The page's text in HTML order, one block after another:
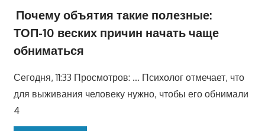
Почему объятия такие полезные:
ТОП-10 веских причин начать чаще
обниматься
Сегодня, 11:33 Просмотров: … Психолог отмечает, что
для выживания человеку нужно, чтобы его обнимали
4